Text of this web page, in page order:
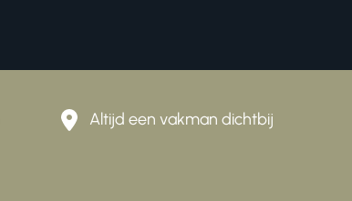
Altijd een vakman dichtbij